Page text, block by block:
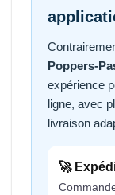
Poppers-
expérience
ligne, avec
livraison
🚀